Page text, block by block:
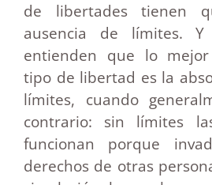
de libertades tienen
ausencia de límites.
entienden que lo
tipo de libertad es la
límites, cuando
contrario: sin límites
funcionan porque
derechos de otras